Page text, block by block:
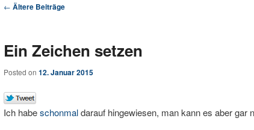
Artikelnavigation
← Ältere Beiträge
Ein Zeichen setzen
Posted on 12. Januar 2015
Ich habeschonmaldarauf hingewiesen, man kann es aber gar